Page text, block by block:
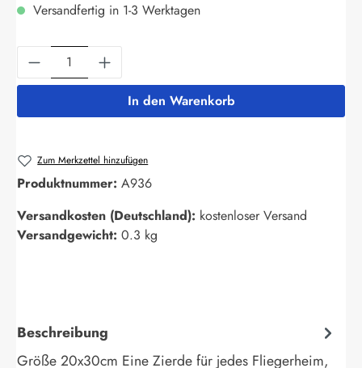
Versandfertig in 1-3 Werktagen
Produkt Anzahl: Gib den gewünschten
In den Warenkorb
Zum Merkzettel hinzufügen
Produktnummer: A936
Versandkosten (Deutschland): kostenloser Versand
Versandgewicht: 0.3 kg
Beschreibung
Größe 20x30cm Eine Zierde für jedes Fliegerheim,